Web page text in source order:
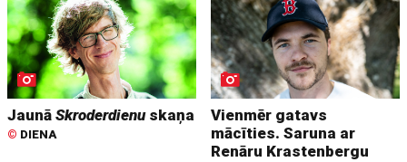
JaunāSkroderdienuskaņa
© DIENA
Vienmēr gatavs
mācīties. Saruna ar
Renāru Krastenbergu